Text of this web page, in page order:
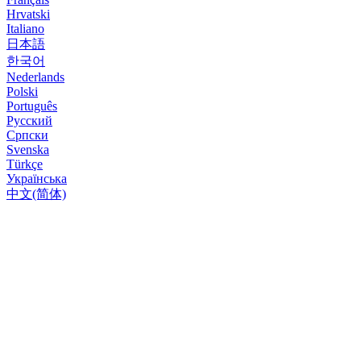
Hrvatski
Italiano
日本語
한국어
Nederlands
Polski
Português
Русский
Српски
Svenska
Türkçe
Українська
中文(简体)